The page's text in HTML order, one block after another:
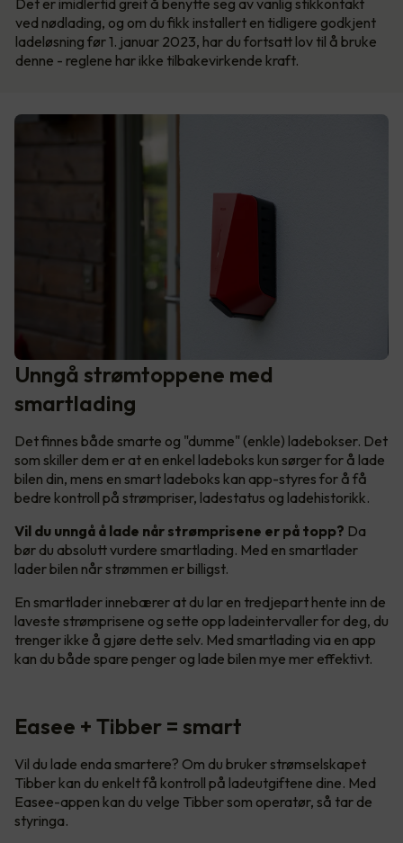
Det er imidlertid greit å benytte seg av vanlig stikkontakt
ved nødlading, og om du fikk installert en tidligere godkjent
ladeløsning før 1. januar 2023, har du fortsatt lov til å bruke
denne - reglene har ikke tilbakevirkende kraft.
Unngå strømtoppene med
smartlading
Det finnes både smarte og "dumme" (enkle) ladebokser. Det
som skiller dem er at en enkel ladeboks kun sørger for å lade
bilen din, mens en smart ladeboks kan app-styres for å få
bedre kontroll på strømpriser, ladestatus og ladehistorikk.
Vil du unngå å lade når strømprisene er på topp? Da
bør du absolutt vurdere smartlading. Med en smartlader
lader bilen når strømmen er billigst.
En smartlader innebærer at du lar en tredjepart hente inn de
laveste strømprisene og sette opp ladeintervaller for deg, du
trenger ikke å gjøre dette selv. Med smartlading via en app
kan du både spare penger og lade bilen mye mer effektivt.
Easee + Tibber = smart
Vil du lade enda smartere? Om du bruker strømselskapet
Tibber kan du enkelt få kontroll på ladeutgiftene dine. Med
Easee-appen kan du velge Tibber som operatør, så tar de
styringa.